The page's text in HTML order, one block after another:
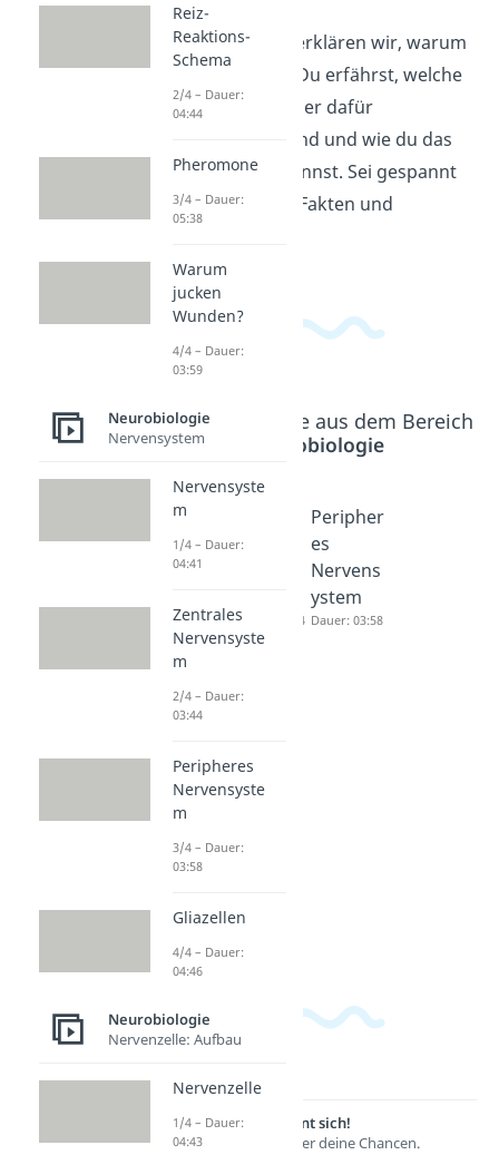
In diesem Video erklären wir, warum
Wunden jucken. Du erfährst, welche
Prozesse im Körper dafür
verantwortlich sind und wie du das
Jucken lindern kannst. Sei gespannt
auf interessante Fakten und
Beliebte Inhalte aus dem Bereich
Neurobiologie
Nervens
ystem
Dauer: 04:41
s
Dauer: 03:44
Peripher
es
Nervens
ystem
Dauer: 03:58
Lernen lohnt sich!
Entdecke hier deine Chancen.
Reiz-
Reaktions-
Schema
2/4 – Dauer:
04:44
Pheromone
3/4 – Dauer:
05:38
Warum
jucken
Wunden?
4/4 – Dauer:
03:59
Neurobiologie
Nervensystem
Nervensyste
m
1/4 – Dauer:
04:41
Zentrales
Nervensyste
m
2/4 – Dauer:
03:44
Peripheres
Nervensyste
m
3/4 – Dauer:
03:58
Gliazellen
4/4 – Dauer:
04:46
Neurobiologie
Nervenzelle: Aufbau
Nervenzelle
1/4 – Dauer:
04:43